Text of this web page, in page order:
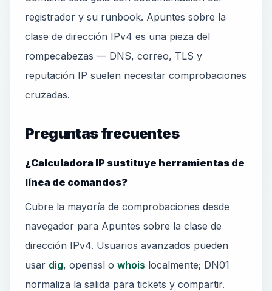
registrador y su runbook. Apuntes sobre la
clase de dirección IPv4 es una pieza del
rompecabezas — DNS, correo, TLS y
reputación IP suelen necesitar comprobaciones
cruzadas.
Preguntas frecuentes
¿Calculadora IP sustituye herramientas de
línea de comandos?
Cubre la mayoría de comprobaciones desde
navegador para Apuntes sobre la clase de
dirección IPv4. Usuarios avanzados pueden
usar dig, openssl o whois localmente; DN01
normaliza la salida para tickets y compartir.